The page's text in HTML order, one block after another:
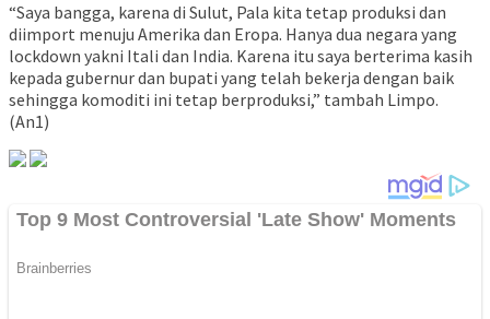
“Saya bangga, karena di Sulut, Pala kita tetap produksi dan
diimport menuju Amerika dan Eropa. Hanya dua negara yang
lockdown yakni Itali dan India. Karena itu saya berterima kasih
kepada gubernur dan bupati yang telah bekerja dengan baik
sehingga komoditi ini tetap berproduksi,” tambah Limpo.
(An1)